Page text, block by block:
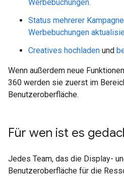
Werbebuchungen.
Status mehrerer
Werbebuchungen
Creatives hochladen und
Wenn außerdem neue
360 werden sie zuerst im
Benutzeroberfläche.
Für wen ist es
Jedes Team, das die Display-
Benutzeroberfläche für die